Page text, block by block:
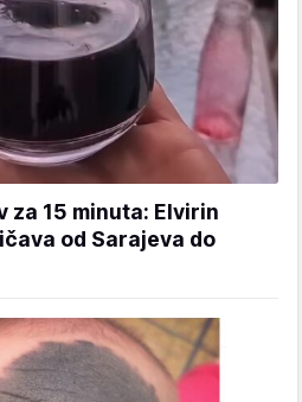
za 15 minuta: Elvirin
od Sarajeva do